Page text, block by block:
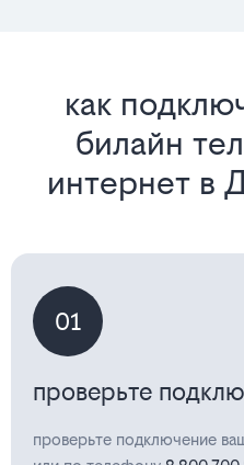
как
билайн
интернет в
01
проверьте
проверьте подключение